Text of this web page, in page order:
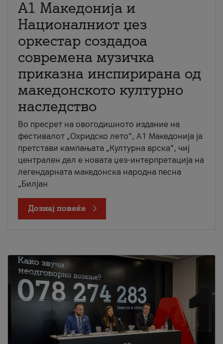
А1 Македонија и
Националниот џез
оркестар создадоа
современа музичка
приказна инспирирана од
македонското културно
наследство
Во пресрет на овогодишното издание на
фестивалот „Охридско лето“, А1 Македонија ја
претстави кампањата „Културна врска“, чиј
централен дел е новата џез-интерпретација на
легендарната македонска народна песна
„Билјан
Дознај повеќе